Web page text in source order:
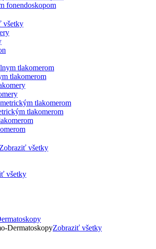
fonendoskopom
všetky
tlakomerom
tlakomerom
Zobraziť všetky
všetky
DermatoskopyZobraziť všetky